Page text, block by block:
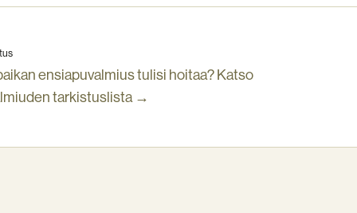
ensiapuvalmius tulisi hoitaa? Katso
tarkistuslista →